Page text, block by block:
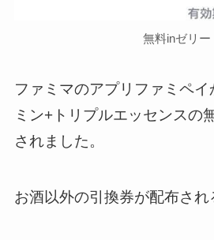
無料inゼリー
ファミマのアプリファミペイ
ミン+トリプルエッセンスの
されました。
お酒以外の引換券が配布され